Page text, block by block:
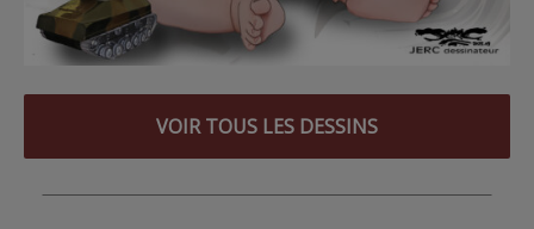
VOIR TOUS LES DESSINS